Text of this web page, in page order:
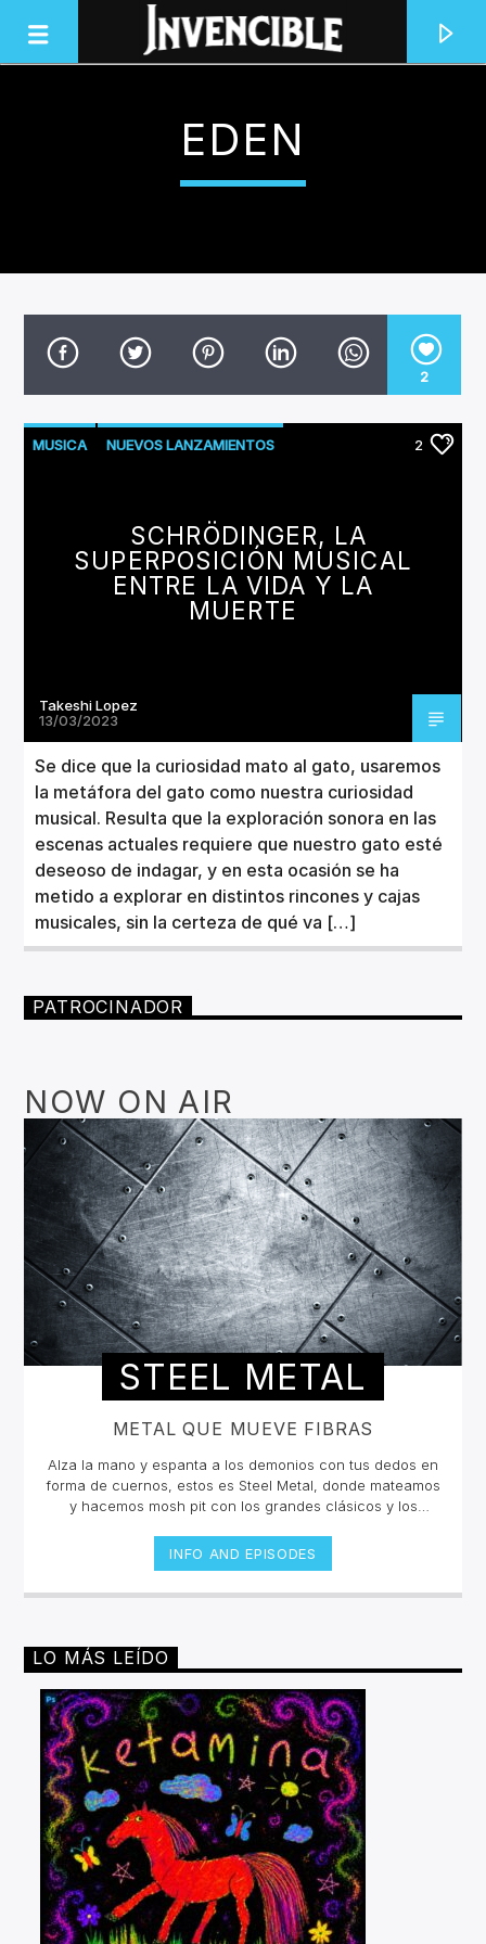
INVENCIBLE RADIO
JUNTOS SOMOS INVENCIBLES
ARTISTA
Invencible Radio
EDEN
2
MUSICA NUEVOS LANZAMIENTOS 2
SCHRÖDINGER, LA
SUPERPOSICIÓN MUSICAL
ENTRE LA VIDA Y LA
MUERTE
Takeshi Lopez
13/03/2023
Se dice que la curiosidad mato al gato, usaremos
la metáfora del gato como nuestra curiosidad
musical. Resulta que la exploración sonora en las
escenas actuales requiere que nuestro gato esté
deseoso de indagar, y en esta ocasión se ha
metido a explorar en distintos rincones y cajas
musicales, sin la certeza de qué va […]
PATROCINADOR
NOW ON AIR
STEEL METAL
METAL QUE MUEVE FIBRAS
Alza la mano y espanta a los demonios con tus dedos en
forma de cuernos, estos es Steel Metal, donde mateamos
y hacemos mosh pit con los grandes clásicos y los
Symphonic Metal, Doom, Stoner, Nu Metal, Glam metal,
Speed Metal, Black Metal, Metal Progresivo ¡y más
ruido!Miércoles 6pm a 8 pm | Domingo 10 am a 12 pm por
INFO AND EPISODES
LO MÁS LEÍDO